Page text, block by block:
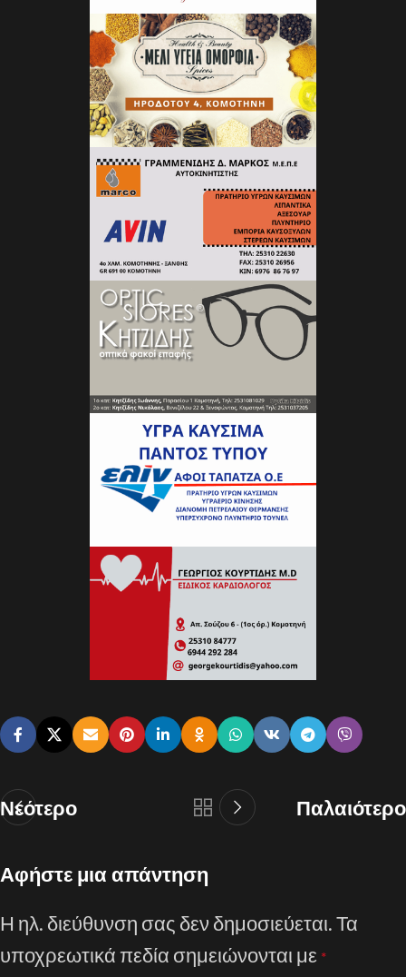
Νεότερο Παλαιότερο
Αφήστε μια απάντηση
Η ηλ. διεύθυνση σας δεν δημοσιεύεται.Τα
υποχρεωτικά πεδία σημειώνονται με *